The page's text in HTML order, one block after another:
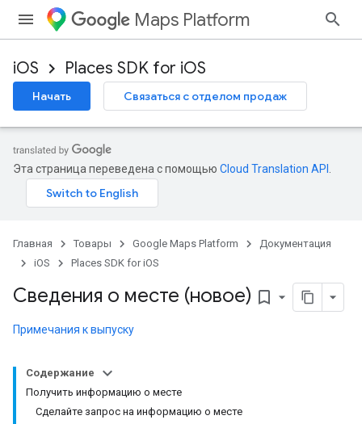
Maps Platform
iOS Places SDK for iOS
Начать Связаться с отделом продаж
Эта страница переведена с помощью Cloud Translation API
Главная Товары Google Maps Platform
Документация
iOS
Places SDK for iOS
Сведения о месте (новое) bookmark_border
Примечания к выпуску
Содержание
Получить информацию о месте
Сделайте запрос на информацию о месте